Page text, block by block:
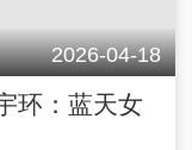
2026-04-18
环：蓝天女